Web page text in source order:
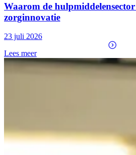
Waarom de
zorginnovatie
23 juli 2026
Lees meer